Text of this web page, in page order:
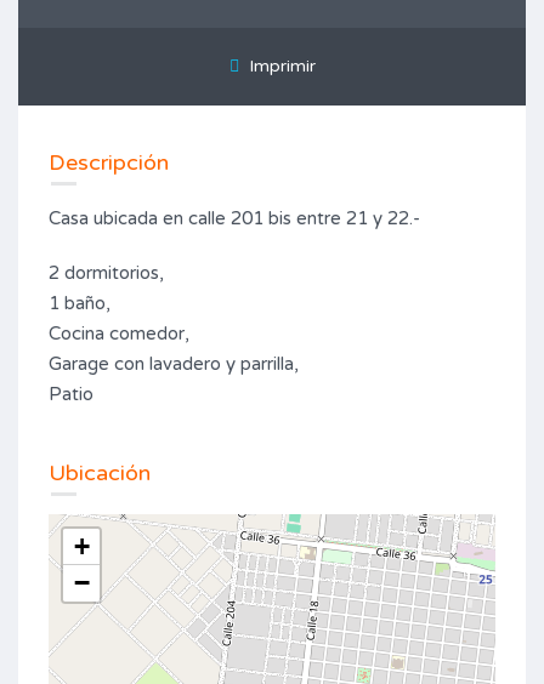
Imprimir
Descripción
Casa ubicada en calle 201 bis entre 21 y 22.-
2 dormitorios,
1 baño,
Cocina comedor,
Garage con lavadero y parrilla,
Patio
Ubicación
+
−